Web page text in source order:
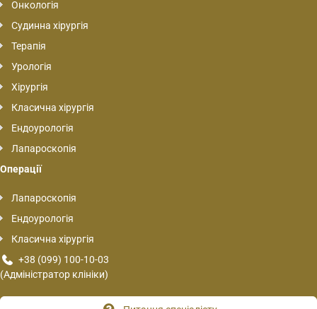
Онкологія
Судинна хірургія
Терапія
Урологія
Хірургія
Класична хірургія
Ендоурологія
Лапароскопія
Операції
Лапароскопія
Ендоурологія
Класична хірургія
+38 (099) 100-10-03
(Адміністратор клініки)